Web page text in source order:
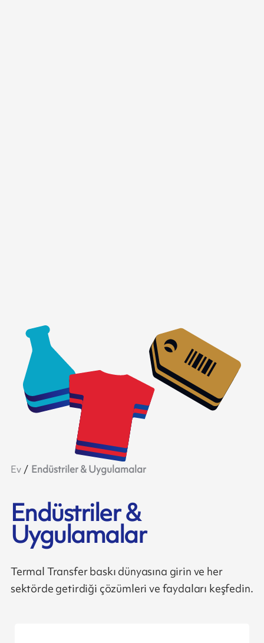
Ev Endüstriler & Uygulamalar
Endüstriler &
Uygulamalar
Termal Transfer baskı dünyasına girin ve her
sektörde getirdiği çözümleri ve faydaları keşfedin.